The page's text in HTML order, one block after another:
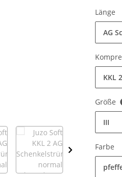
Länge
AG
KKL 2
Größe
III
Farbe